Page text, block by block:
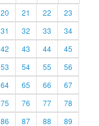
20 21 22
23
31 32 33
34
42 43 44
45
53 54 55
56
64 65 66
67
75 76 77
78
86 87 88
89